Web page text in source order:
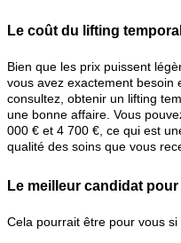
Le coût du lifting
Bien que les prix puissent
vous avez exactement besoin
consultez, obtenir un lifting
une bonne affaire. Vous
000 € et 4 700 €, ce qui est
qualité des soins que vous
Le meilleur candidat
Cela pourrait être pour vous si